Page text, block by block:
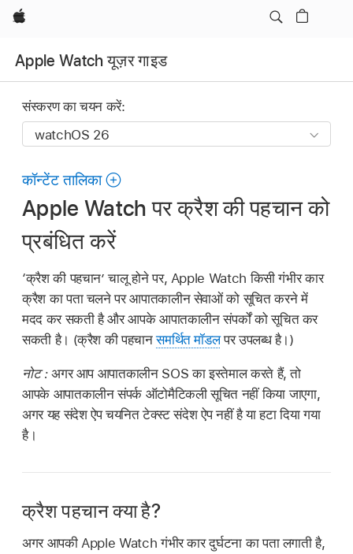
Apple
Apple Watch यूज़र गाइड
संस्करण का चयन करें:
कॉन्टेंट तालिका
Apple Watch पर क्रैश की पहचान को
प्रबंधित करें
‘क्रैश की पहचान’ चालू होने पर, Apple Watch किसी गंभीर कार
क्रैश का पता चलने पर आपातकालीन सेवाओं को सूचित करने में
मदद कर सकती है और आपके आपातकालीन संपर्कों को सूचित कर
सकती है। (क्रैश की पहचानसमर्थित मॉडलपर उपलब्ध है।)
नोट :अगर आप आपातकालीन SOS का इस्तेमाल करते हैं, तो
आपके आपातकालीन संपर्क ऑटोमैटिकली सूचित नहीं किया जाएगा,
अगर यह संदेश ऐप चयनित टेक्स्ट संदेश ऐप नहीं है या हटा दिया गया
है।
क्रैश पहचान क्या है?
अगर आपकी Apple Watch गंभीर कार दुर्घटना का पता लगाती है,